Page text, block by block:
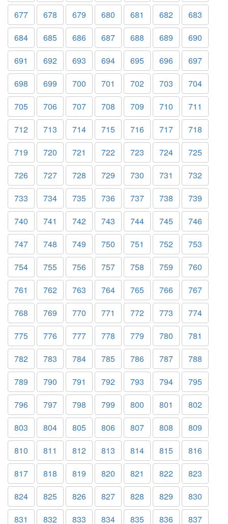
677
678 679 680 681 682
683
684
685 686 687 688 689
690
691
692 693 694 695 696
697
698
699 700 701 702 703
704
705
706 707 708 709 710
711
712
713 714 715 716 717
718
719
720 721 722 723 724
725
726
727 728 729 730 731
732
733
734 735 736 737 738
739
740
741 742 743 744 745
746
747
748 749 750 751 752
753
754
755 756 757 758 759
760
761
762 763 764 765 766
767
768
769 770 771 772 773
774
775
776 777 778 779 780
781
782
783 784 785 786 787
788
789
790 791 792 793 794
795
796
797 798 799 800 801
802
803
804 805 806 807 808
809
810
811 812 813 814 815
816
817
818 819 820 821 822
823
824
825 826 827 828 829
830
831
832 833 834 835 836 837